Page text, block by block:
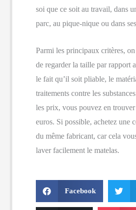
soi que ce soit au travail, dans
parc, au pique-nique ou dans
Parmi les principaux critères,
de regarder la taille par rapport
le fait qu’il soit pliable, le
traitements contre les
les prix, vous pouvez en
euros. Si possible, achetez une
du même fabricant, car cela
laver facilement le matelas.
Facebook